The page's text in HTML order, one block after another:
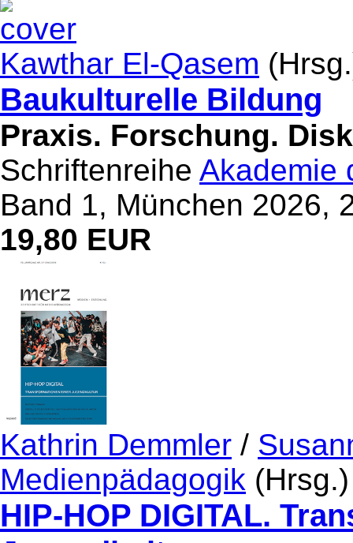
Kawthar El-Qasem
Baukulturelle Bildung
Praxis. Forschung.
Schriftenreihe Akademie
Band 1, München 2026,
19,80 EUR
Kathrin Demmler /
Medienpädagogik (Hrsg.)
HIP-HOP DIGITAL.